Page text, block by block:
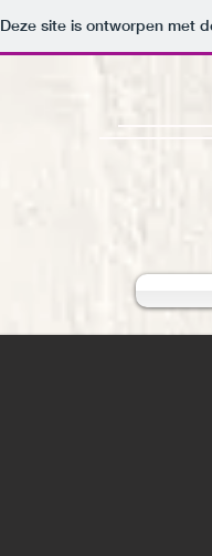
Deze site is ontworpen met